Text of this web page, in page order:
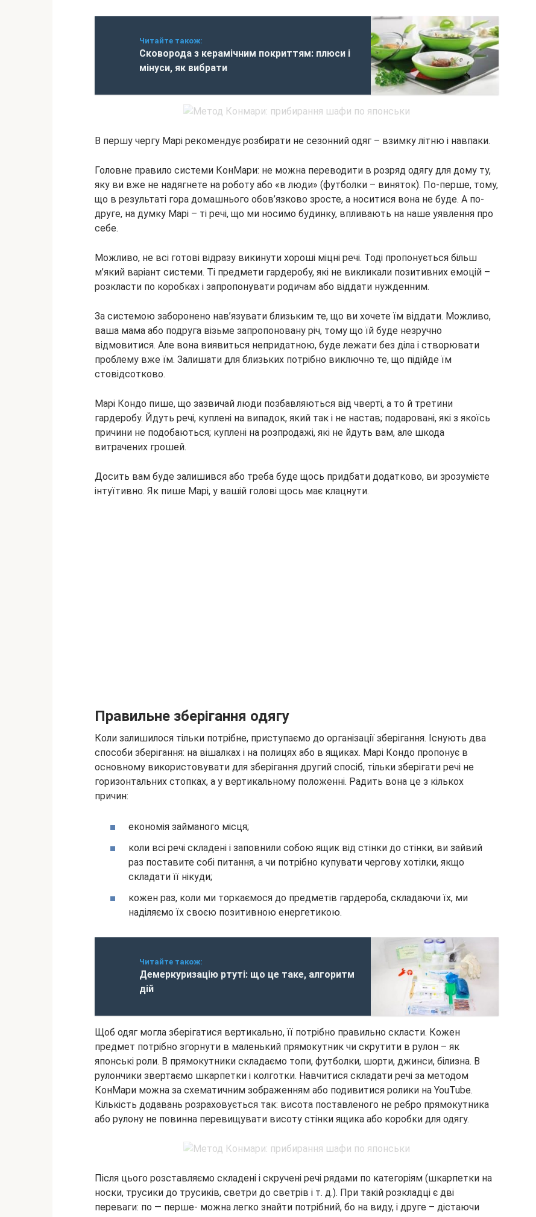
Читайте також:
Сковорода з керамічним покриттям: плюси і
мінуси, як вибрати
В першу чергу Марі рекомендує розбирати не сезонний одяг – взимку літню і навпаки.
Головне правило системи КонМари: не можна переводити в розряд одягу для дому ту,
яку ви вже не надягнете на роботу або «в люди» (футболки – виняток). По-перше, тому,
що в результаті гора домашнього обов’язково зросте, а носитися вона не буде. А по-
друге, на думку Марі – ті речі, що ми носимо будинку, впливають на наше уявлення про
себе.
Можливо, не всі готові відразу викинути хороші міцні речі. Тоді пропонується більш
м’який варіант системи. Ті предмети гардеробу, які не викликали позитивних емоцій –
розкласти по коробках і запропонувати родичам або віддати нужденним.
За системою заборонено нав’язувати близьким те, що ви хочете їм віддати. Можливо,
ваша мама або подруга візьме запропоновану річ, тому що їй буде незручно
відмовитися. Але вона виявиться непридатною, буде лежати без діла і створювати
проблему вже їм. Залишати для близьких потрібно виключно те, що підійде їм
стовідсотково.
Марі Кондо пише, що зазвичай люди позбавляються від чверті, а то й третини
гардеробу. Йдуть речі, куплені на випадок, який так і не настав; подаровані, які з якоїсь
причини не подобаються; куплені на розпродажі, які не йдуть вам, але шкода
витрачених грошей.
Досить вам буде залишився або треба буде щось придбати додатково, ви зрозумієте
інтуїтивно. Як пише Марі, у вашій голові щось має клацнути.
Правильне зберігання одягу
Коли залишилося тільки потрібне, приступаємо до організації зберігання. Існують два
способи зберігання: на вішалках і на полицях або в ящиках. Марі Кондо пропонує в
основному використовувати для зберігання другий спосіб, тільки зберігати речі не
горизонтальних стопках, а у вертикальному положенні. Радить вона це з кількох
причин:
економія займаного місця;
коли всі речі складені і заповнили собою ящик від стінки до стінки, ви зайвий
раз поставите собі питання, а чи потрібно купувати чергову хотілки, якщо
складати її нікуди;
кожен раз, коли ми торкаємося до предметів гардероба, складаючи їх, ми
наділяємо їх своєю позитивною енергетикою.
Читайте також:
Демеркуризацію ртуті: що це таке, алгоритм
дій
Щоб одяг могла зберігатися вертикально, її потрібно правильно скласти. Кожен
предмет потрібно згорнути в маленький прямокутник чи скрутити в рулон – як
японські роли. В прямокутники складаємо топи, футболки, шорти, джинси, білизна. В
рулончики звертаємо шкарпетки і колготки. Навчитися складати речі за методом
КонМари можна за схематичним зображенням або подивитися ролики на YouTube.
Кількість додавань розраховується так: висота поставленого не ребро прямокутника
або рулону не повинна перевищувати висоту стінки ящика або коробки для одягу.
Після цього розставляємо складені і скручені речі рядами по категоріям (шкарпетки на
носки, трусики до трусиків, светри до светрів і т. д.). При такій розкладці є дві
переваги: по — перше- можна легко знайти потрібний, бо на виду, і друге – дістаючи